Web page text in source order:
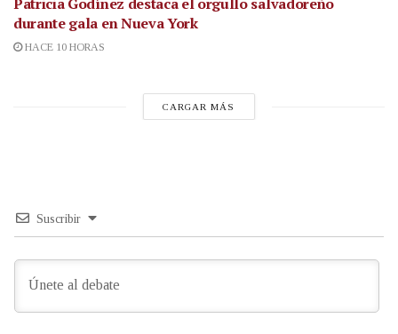
durante gala en Nueva York
HACE 10 HORAS
CARGAR MÁS
Suscribir